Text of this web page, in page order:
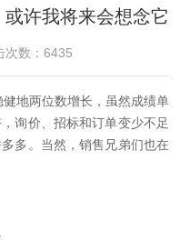
许我将来会想念它
次数：6435
地两位数增长，虽然成绩单
询价、招标和订单变少不足
多。当然，销售兄弟们也在